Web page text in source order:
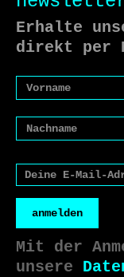
Erhalte
direkt per
anmelden
Mit der
unsere